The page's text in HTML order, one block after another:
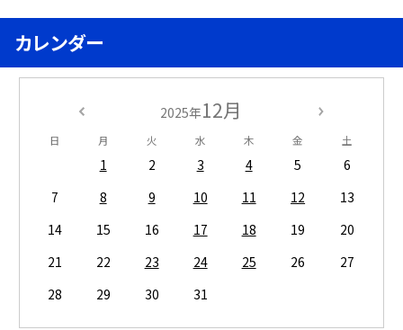
カレンダー
2025年12月
日 月 火 水 木 金 土
1 2 3 4 5
6
7
8 9 10 11 12
13
14
15 16 17 18 19
20
21
22 23 24 25 26
27
28
29 30 31